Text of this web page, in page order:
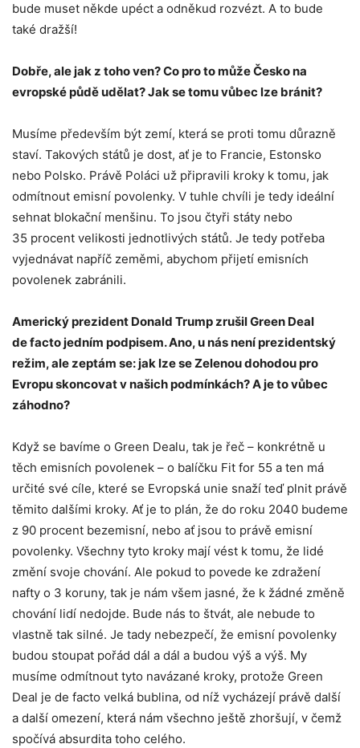
bude muset někde upéct a odněkud rozvézt. A to bude
také dražší!
Dobře, ale jak z toho ven? Co pro to může Česko na
evropské půdě udělat? Jak se tomu vůbec lze bránit?
Musíme především být zemí, která se proti tomu důrazně
staví. Takových států je dost, ať je to Francie, Estonsko
nebo Polsko. Právě Poláci už připravili kroky k tomu, jak
odmítnout emisní povolenky. V tuhle chvíli je tedy ideální
sehnat blokační menšinu. To jsou čtyři státy nebo
35 procent velikosti jednotlivých států. Je tedy potřeba
vyjednávat napříč zeměmi, abychom přijetí emisních
povolenek zabránili.
Americký prezident Donald Trump zrušil Green Deal
de facto jedním podpisem. Ano, u nás není prezidentský
režim, ale zeptám se: jak lze se Zelenou dohodou pro
Evropu skoncovat v našich podmínkách? A je to vůbec
záhodno?
Když se bavíme o Green Dealu, tak je řeč – konkrétně u
těch emisních povolenek – o balíčku Fit for 55 a ten má
určité své cíle, které se Evropská unie snaží teď plnit právě
těmito dalšími kroky. Ať je to plán, že do roku 2040 budeme
z 90 procent bezemisní, nebo ať jsou to právě emisní
povolenky. Všechny tyto kroky mají vést k tomu, že lidé
změní svoje chování. Ale pokud to povede ke zdražení
nafty o 3 koruny, tak je nám všem jasné, že k žádné změně
chování lidí nedojde. Bude nás to štvát, ale nebude to
vlastně tak silné. Je tady nebezpečí, že emisní povolenky
budou stoupat pořád dál a dál a budou výš a výš. My
musíme odmítnout tyto navázané kroky, protože Green
Deal je de facto velká bublina, od níž vycházejí právě další
a další omezení, která nám všechno ještě zhoršují, v čemž
spočívá absurdita toho celého.